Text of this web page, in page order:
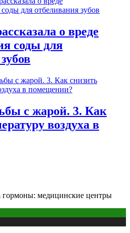
о вреде
соды для
с жарой. 3. Как
воздуха в
гормоны: медицинские центры